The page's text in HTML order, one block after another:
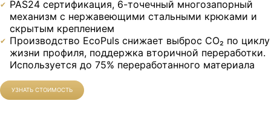
PAS24 сертификация, 6-точечный многозапорный
механизм с нержавеющими стальными крюками и
скрытым креплением
Производство EcoPuls снижает выброс CO₂ по циклу
жизни профиля, поддержка вторичной переработки.
Используется до 75% переработанного материала
УЗНАТЬ СТОИМОСТЬ